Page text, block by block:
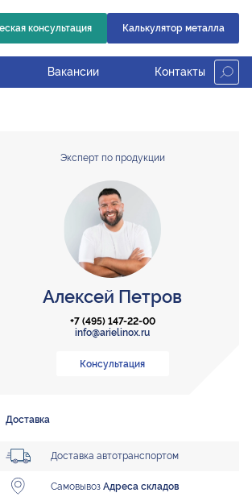
консультация Калькулятор металла
Вакансии Контакты
Эксперт по продукции
Алексей Петров
+7 (495) 147-22-00
info@arielinox.ru
Консультация
Доставка
Доставка автотранспортом
СамовывозАдреса складов